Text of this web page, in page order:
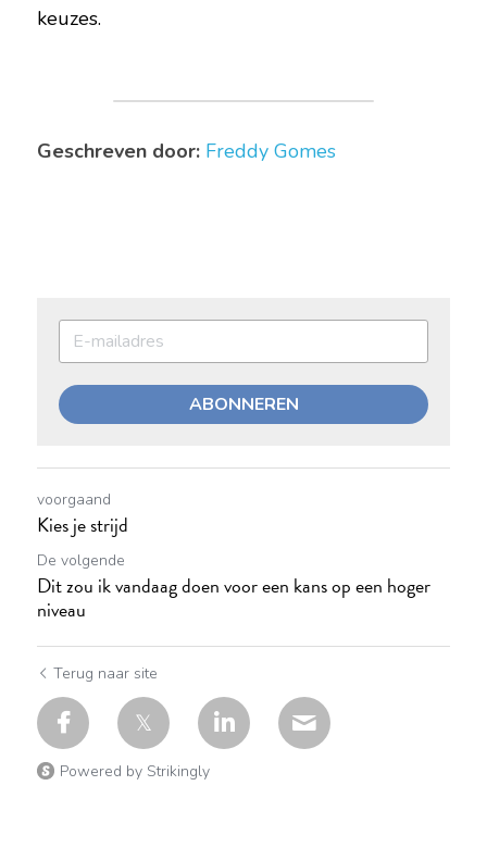
keuzes.
Geschreven door: Freddy Gomes
ABONNEREN
voorgaand
Kies je strijd
De volgende
Dit zou ik vandaag doen voor een kans op een hoger
niveau
Terug naar site
Powered by Strikingly